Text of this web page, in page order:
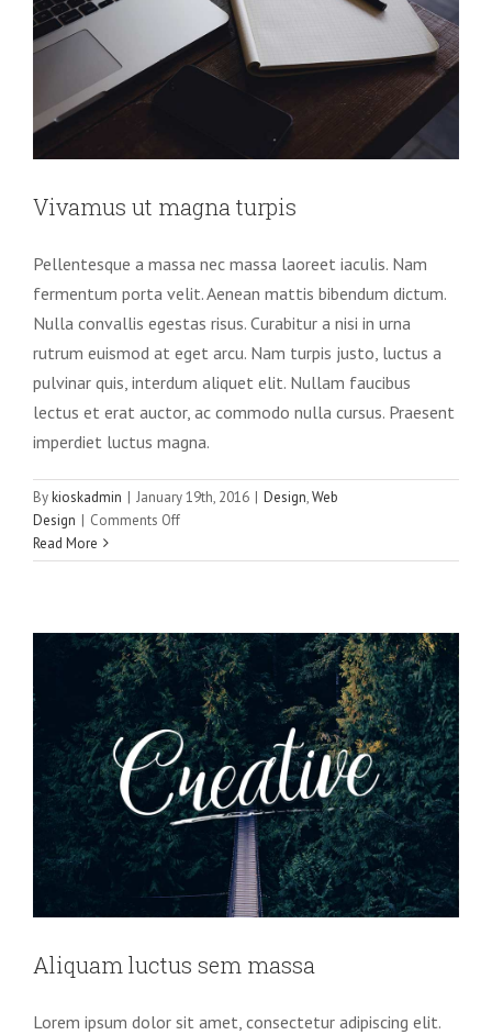
Vivamus ut magna turpis
Pellentesque a massa nec massa laoreet iaculis. Nam
fermentum porta velit. Aenean mattis bibendum dictum.
Nulla convallis egestas risus. Curabitur a nisi in urna
rutrum euismod at eget arcu. Nam turpis justo, luctus a
pulvinar quis, interdum aliquet elit. Nullam faucibus
lectus et erat auctor, ac commodo nulla cursus. Praesent
imperdiet luctus magna.
Bykioskadmin | January 19th, 2016 | Design,Web
Design | Comments Offon
ut
Read More
Aliquam luctus sem massa
Aliquam luctus sem massa
Lorem ipsum dolor sit amet, consectetur adipiscing elit.